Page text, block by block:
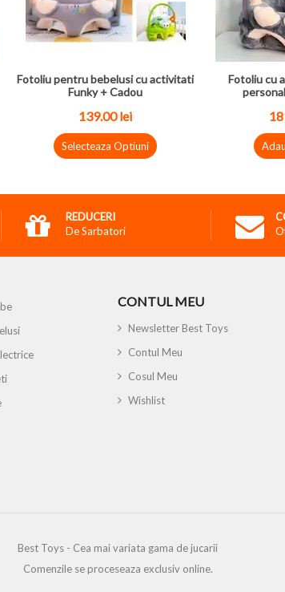
Fotoliu pentru bebelusi cu activitati
Funky + Cadou
139.00 lei
Selecteaza Optiuni
Fotoliu cu
REDUCERI
De Sarbatori
CONTUL MEU
Newsletter Best Toys
Contul Meu
Cosul Meu
Wishlist
Best Toys - Cea mai variata gama de jucarii
Comenzile se proceseaza exclusiv online.